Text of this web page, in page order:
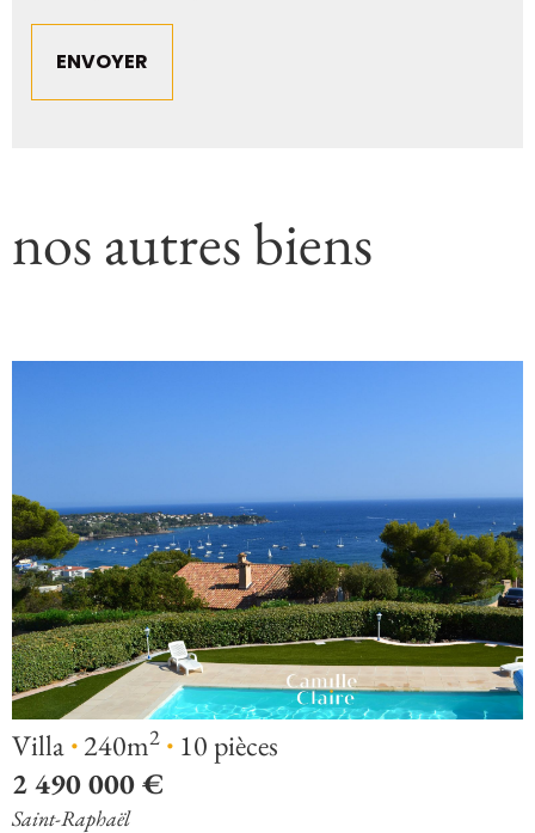
nos autres biens
Villa·240m2 · 10 pièces
2 490 000 €
Saint-Raphaël